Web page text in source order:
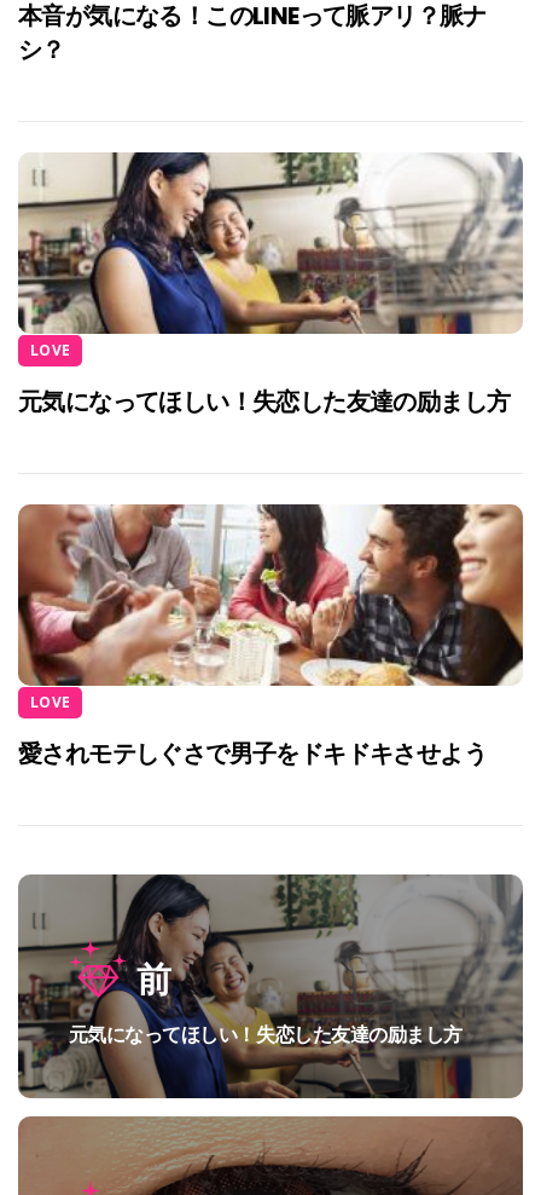
本音が気になる！このLINEって脈アリ？脈ナ
シ？
LOVE
元気になってほしい！失恋した友達の励まし方
LOVE
愛されモテしぐさで男子をドキドキさせよう
投
稿
ナ
ビ
ゲ
前
過
去
の
投
元気になってほしい！失恋した友達の励まし方